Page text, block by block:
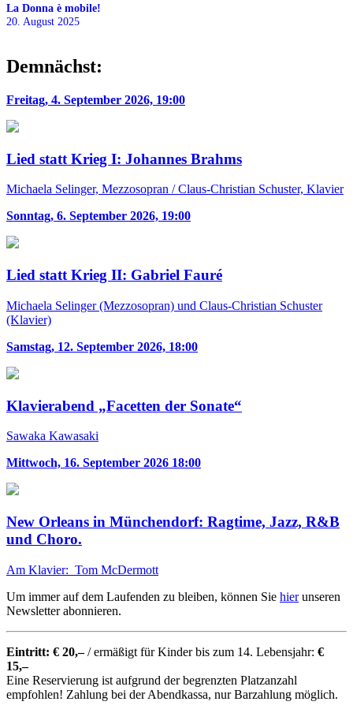
La Donna è mobile!
20. August 2025
Demnächst:
Freitag, 4. September 2026, 19:00
Lied statt Krieg I: Johannes Brahms
Michaela Selinger, Mezzosopran / Claus-Christian Schuster, Klavier
Sonntag, 6. September 2026, 19:00
Lied statt Krieg II: Gabriel Fauré
Michaela Selinger (Mezzosopran) und Claus-Christian Schuster
(Klavier)
Samstag, 12. September 2026, 18:00
Klavierabend „Facetten der Sonate“
Sawaka Kawasaki
Mittwoch, 16. September 2026 18:00
New Orleans in Münchendorf: Ragtime, Jazz, R&B
und Choro.
Am Klavier: Tom McDermott
Um immer auf dem Laufenden zu bleiben, können Sie hierunseren
Newsletter abonnieren.
Eintritt: € 20,–/ ermäßigt für Kinder bis zum 14. Lebensjahr: €
15,–
Eine Reservierung ist aufgrund der begrenzten Platzanzahl
empfohlen! Zahlung bei der Abendkassa, nur Barzahlung möglich.